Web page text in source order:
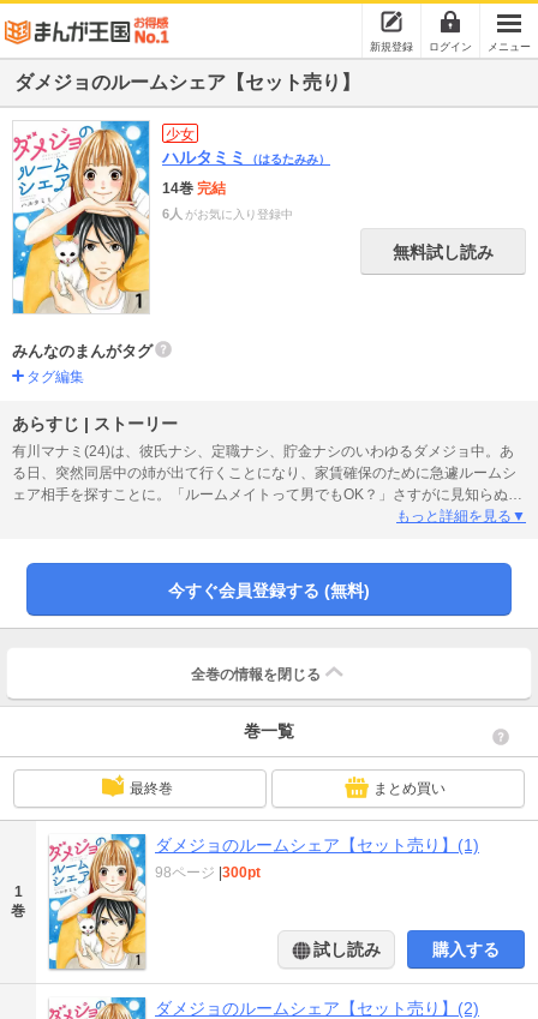
新規登録 ログイン メニュー
ダメジョのルームシェア【セット売り】
少女
ハルタミミ （はるたみみ）
14巻 完結
6人 がお気に入り登録中
無料試し読み
みんなのまんがタグ
タグ編集
あらすじ | ストーリー
有川マナミ(24)は、彼氏ナシ、定職ナシ、貯金ナシのいわゆるダメジョ中。あ
る日、突然同居中の姉が出て行くことになり、家賃確保のために急遽ルームシ
ェア相手を探すことに。「ルームメイトって男でもOK？」さすがに見知らぬ男
とは…と紹介されたのは幼馴染みの篤人。昔は色白で女の子みたいでオカマの
もっと詳細を見る▼
今すぐ会員登録する (無料)
全巻の情報を 閉じる
巻一覧
最終巻 まとめ買い
1
巻
ダメジョのルームシェア【セット売り】(1)
98ページ |300pt
試し読み 購入する
ダメジョのルームシェア【セット売り】(2)